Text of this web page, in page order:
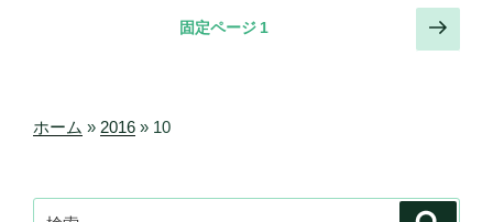
送
固定ページ 1
次
の
ホーム » 2016 » 10